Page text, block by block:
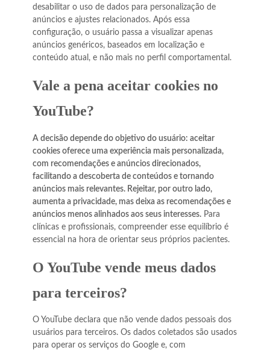
desabilitar o uso de dados para personalização de
anúncios e ajustes relacionados. Após essa
configuração, o usuário passa a visualizar apenas
anúncios genéricos, baseados em localização e
conteúdo atual, e não mais no perfil comportamental.
Vale a pena aceitar cookies no
YouTube?
A decisão depende do objetivo do usuário: aceitar
cookies oferece uma experiência mais personalizada,
com recomendações e anúncios direcionados,
facilitando a descoberta de conteúdos e tornando
anúncios mais relevantes. Rejeitar, por outro lado,
aumenta a privacidade, mas deixa as recomendações e
anúncios menos alinhados aos seus interesses.Para
clínicas e profissionais, compreender esse equilíbrio é
essencial na hora de orientar seus próprios pacientes.
O YouTube vende meus dados
para terceiros?
O YouTube declara que não vende dados pessoais dos
usuários para terceiros. Os dados coletados são usados
para operar os serviços do Google e, com